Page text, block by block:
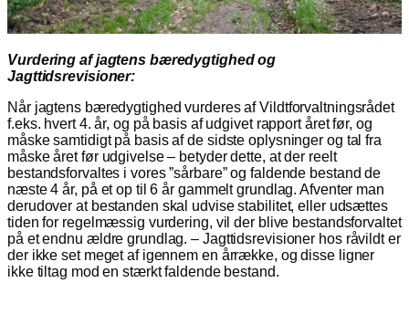
Vurdering af jagtens bæredygtighed og
Jagttidsrevisioner:
Når jagtens bæredygtighed vurderes af Vildtforvaltningsrådet
f.eks. hvert 4. år, og på basis af udgivet rapport året før, og
måske samtidigt på basis af de sidste oplysninger og tal fra
måske året før udgivelse – betyder dette, at der reelt
bestandsforvaltes i vores ”sårbare” og faldende bestand de
næste 4 år, på et op til 6 år gammelt grundlag. Afventer man
derudover at bestanden skal udvise stabilitet, eller udsættes
tiden for regelmæssig vurdering, vil der blive bestandsforvaltet
på et endnu ældre grundlag. – Jagttidsrevisioner hos råvildt er
der ikke set meget af igennem en årrække, og disse ligner
ikke tiltag mod en stærkt faldende bestand.